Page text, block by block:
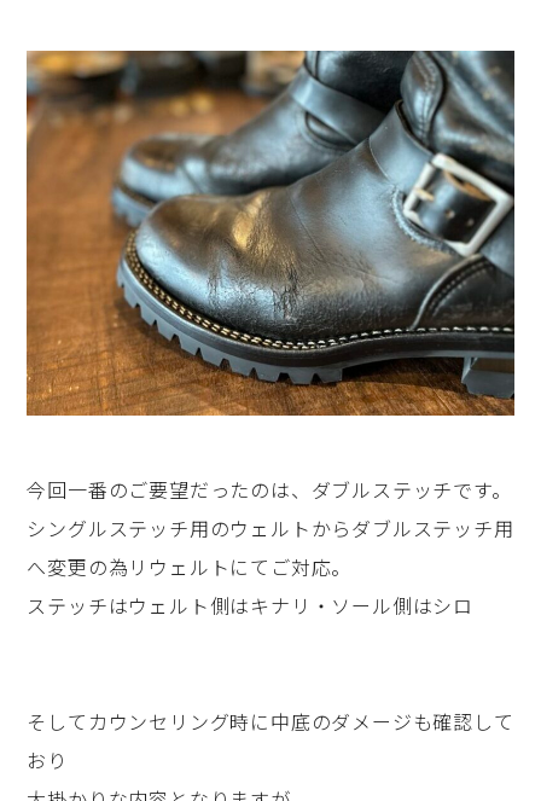
今回一番のご要望だったのは、ダブルステッチです。
シングルステッチ用のウェルトからダブルステッチ用
へ変更の為リウェルトにてご対応。
ステッチはウェルト側はキナリ・ソール側はシロ
そしてカウンセリング時に中底のダメージも確認して
おり